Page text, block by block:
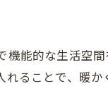
能的な生活空
ることで、暖